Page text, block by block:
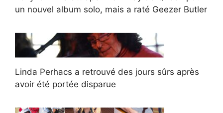
un nouvel album solo, mais a raté Geezer Butler
Linda Perhacs a retrouvé des jours sûrs après
avoir été portée disparue